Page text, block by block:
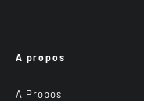
A propos
A Propos